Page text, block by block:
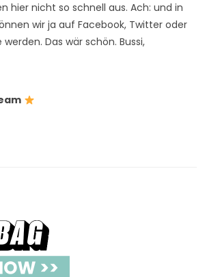
hier nicht so schnell aus. Ach: und in
wir ja auf Facebook, Twitter oder
Das wär schön. Bussi,